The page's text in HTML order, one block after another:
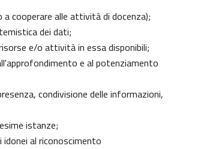
cooperare alle attività di docenza);
dei dati;
e/o attività in essa disponibili;
e al potenziamento
condivisione delle informazioni,
istanze;
al riconoscimento